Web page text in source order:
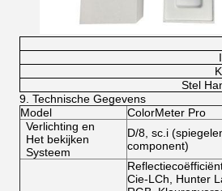
Stel
9. Technische Gegevens
Model
ColorMeter Pro
Verlichting en
Het bekijken
Systeem
D/8, sc.i
component)
Cie-LCh, Hunter